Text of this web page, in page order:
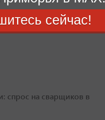
глухая провинция хранит
спрос на сварщиков в
сейчас!